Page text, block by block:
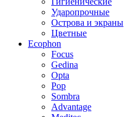
Ударопрочные
Острова и экраны
Цветные
Ecophon
Focus
Gedina
Opta
Pop
Sombra
Advantage